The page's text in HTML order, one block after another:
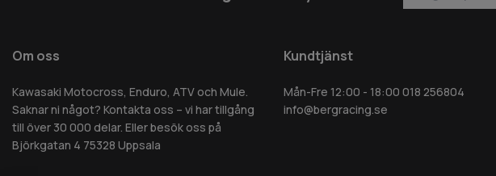
Om oss
Kawasaki Motocross, Enduro, ATV och Mule.
Saknar ni något? Kontakta oss – vi har tillgång
till över 30 000 delar. Eller besök oss på
Björkgatan 4 75328 Uppsala
Kundtjänst
Mån-Fre 12:00 - 18:00 018 256804
info@bergracing.se